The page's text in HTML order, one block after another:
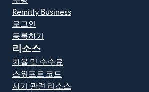
Remitly Business
로그인
등록하기
리소스
환율 및 수수료
스위프트 코드
사기 관련 리소스